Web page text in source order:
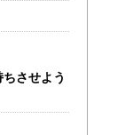
させよう